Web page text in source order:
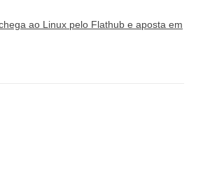
ao Linux pelo Flathub e aposta em